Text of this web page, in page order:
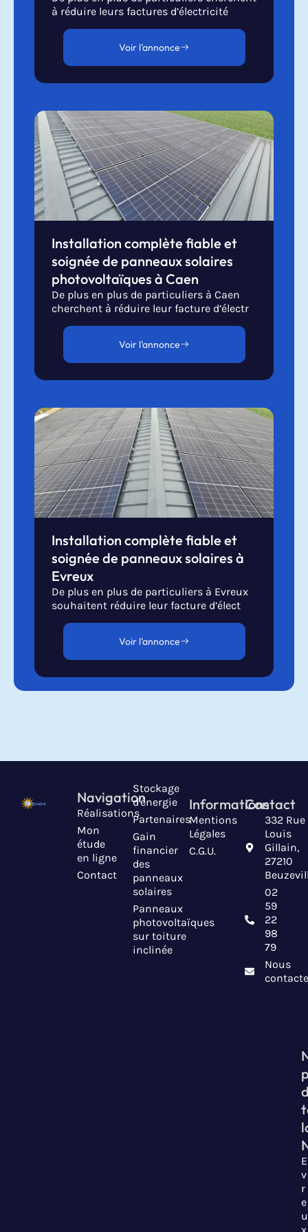
à réduire leurs factures d’électricité
Voir l'annonce
Installation complète fiable et
soignée de panneaux solaires
photovoltaïques à Caen
De plus en plus de particuliers à Caen
cherchent à réduire leur facture d’électr
Voir l'annonce
Installation complète fiable et
soignée de panneaux solaires à
Evreux
De plus en plus de particuliers à Evreux
souhaitent réduire leur facture d’élect
Voir l'annonce
Navigation
Réalisations
Mon
étude
en ligne
Contact
Stockage
d'énergie
Partenaires
Gain
financier
des
panneaux
solaires
Panneaux
photovoltaïques
sur toiture
inclinée
Informations
Mentions
Légales
C.G.U.
Contact
332 Rue
Louis
Gillain,
27210
02
59
22
98
79
Nous
E
v
r
e
u